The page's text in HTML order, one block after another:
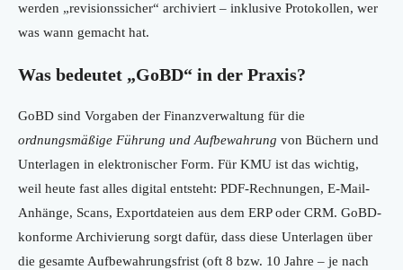
werden „revisionssicher“ archiviert – inklusive Protokollen, wer
was wann gemacht hat.
Was bedeutet „GoBD“ in der Praxis?
GoBD sind Vorgaben der Finanzverwaltung für die
ordnungsmäßige Führung und Aufbewahrung von Büchern und
Unterlagen in elektronischer Form. Für KMU ist das wichtig,
weil heute fast alles digital entsteht: PDF-Rechnungen, E-Mail-
Anhänge, Scans, Exportdateien aus dem ERP oder CRM. GoBD-
konforme Archivierung sorgt dafür, dass diese Unterlagen über
die gesamte Aufbewahrungsfrist (oft 8 bzw. 10 Jahre – je nach